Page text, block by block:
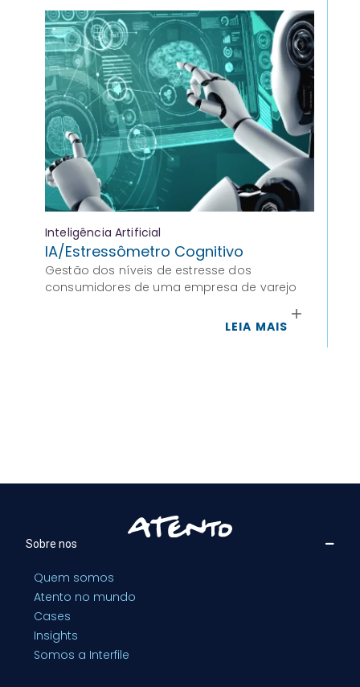
Inteligência Artificial
IA/Estressômetro Cognitivo
Gestão dos níveis de estresse dos
consumidores de uma empresa de varejo
LEIA MAIS
Sobre nos
Quem somos
Atento no mundo
Cases
Insights
Somos a Interfile